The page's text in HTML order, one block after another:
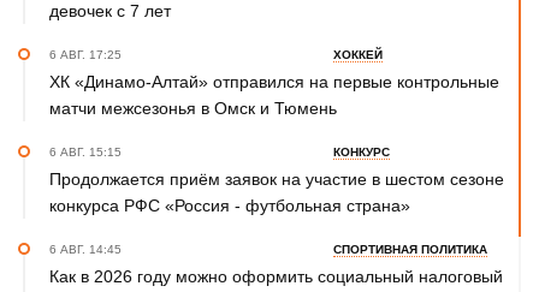
девочек с 7 лет
6 АВГ. 17:25 ХОККЕЙ
ХК «Динамо-Алтай» отправился на первые контрольные
матчи межсезонья в Омск и Тюмень
6 АВГ. 15:15 КОНКУРС
Продолжается приём заявок на участие в шестом сезоне
конкурса РФС «Россия - футбольная страна»
6 АВГ. 14:45 СПОРТИВНАЯ ПОЛИТИКА
Как в 2026 году можно оформить социальный налоговый